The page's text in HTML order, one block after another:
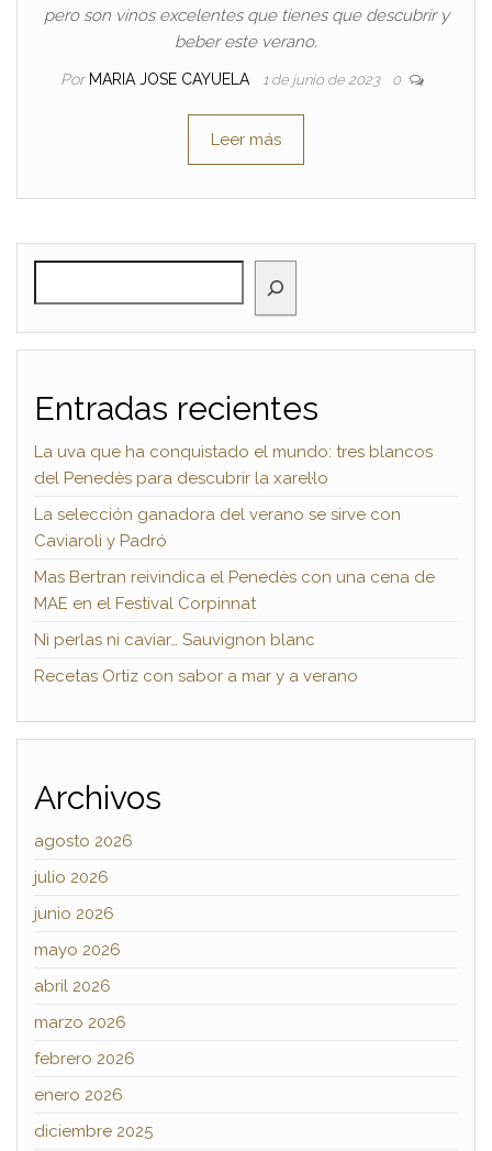
pero son vinos excelentes que tienes que descubrir y
beber este verano.
Por MARIA JOSE CAYUELA 1 de junio de 2023 0
Leer más
Entradas recientes
La uva que ha conquistado el mundo: tres blancos
del Penedès para descubrir la xarel·lo
La selección ganadora del verano se sirve con
Caviaroli y Padró
Mas Bertran reivindica el Penedès con una cena de
MAE en el Festival Corpinnat
Ni perlas ni caviar… Sauvignon blanc
Recetas Ortiz con sabor a mar y a verano
Archivos
agosto 2026
julio 2026
junio 2026
mayo 2026
abril 2026
marzo 2026
febrero 2026
enero 2026
diciembre 2025